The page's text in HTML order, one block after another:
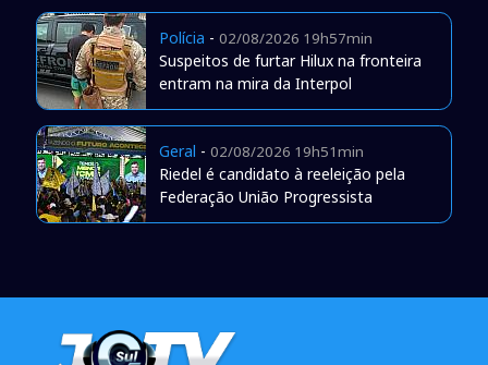
Polícia - 02/08/2026 19h57min
Suspeitos de furtar Hilux na fronteira
entram na mira da Interpol
Geral - 02/08/2026 19h51min
Riedel é candidato à reeleição pela
Federação União Progressista